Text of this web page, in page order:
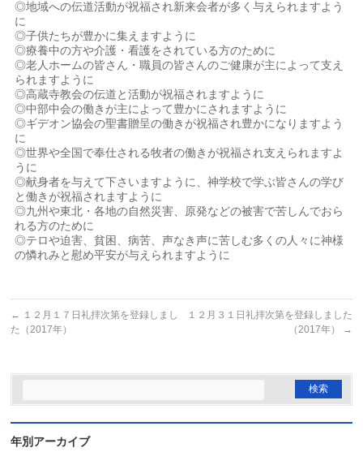
◎地域への伝道活動が祝福され新来会者が多く与えられますよう
に
◎子供たちが豊かに集えますように
◎療養中の方や介護・看護をされている方のために
◎老人ホームの皆さん・職員の皆さんのご健康が主によって支え
られますように
◎高蔵寺教会の伝道と活動が祝福されますように
◎中部中会の働きが主によって豊かにされますように
◎ギデオン協会の聖書贈呈の働きが祝福され豊かになりますよう
に
◎世界や全国で奉仕される牧者の働きが祝福され支えられますよ
うに
◎献身者を与えて下さいますように、神学校で学ぶ皆さんの学び
と働きが祝福されますように
◎九州や東北・各地の自然災害、原発などの被害で苦しんでおら
れる方のために
◎テロや迫害、貧困、病苦、声なき声に苦しむ多くの人々に神様
の憐れみと慰め平安が与えられますように
← １２月１７日礼拝次第を登録しまし
た（2017年）
１２月３１日礼拝次第を登録しました
（2017年）
→
年別アーカイブ